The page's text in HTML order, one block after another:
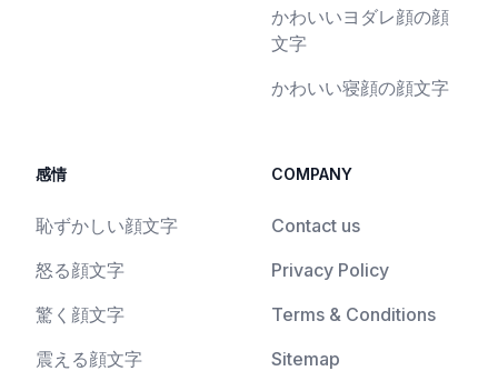
かわいいヨダレ顔の顔
文字
かわいい寝顔の顔文字
感情
恥ずかしい顔文字
怒る顔文字
驚く顔文字
震える顔文字
COMPANY
Contact us
Privacy Policy
Terms & Conditions
Sitemap